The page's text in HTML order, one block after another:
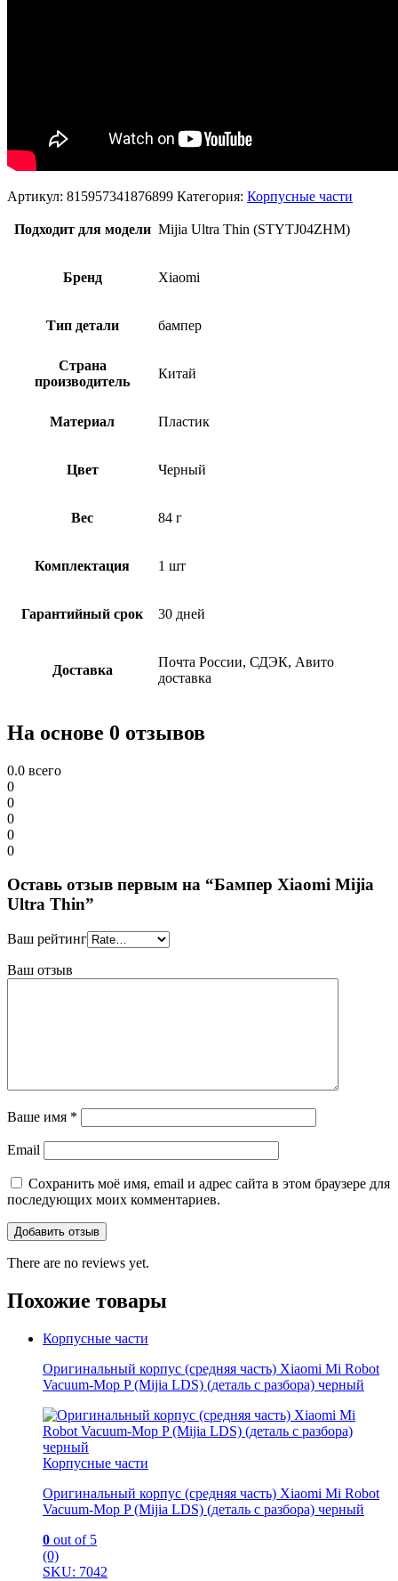
Артикул: 815957341876899 Категория: Корпусные части
Подходит для модели Mijia Ultra Thin (STYTJ04ZHM)
Бренд Xiaomi
Тип детали бампер
Страна
производитель
Китай
Материал Пластик
Цвет Черный
Вес 84 г
Комплектация 1 шт
Гарантийный срок 30 дней
Доставка
Почта России, СДЭК, Авито
доставка
На основе 0 отзывов
0.0 всего
0
0
0
0
0
Оставь отзыв первым на “Бампер Xiaomi Mijia
Ultra Thin”
Ваш рейтинг
Ваш отзыв
Ваше имя *
Email
Сохранить моё имя, email и адрес сайта в этом браузере для
последующих моих комментариев.
There are no reviews yet.
Похожие товары
Корпусные части
Оригинальный корпус (средняя часть) Xiaomi Mi Robot
Vacuum-Mop P (Mijia LDS) (деталь с разбора) черный
Корпусные части
Оригинальный корпус (средняя часть) Xiaomi Mi Robot
Vacuum-Mop P (Mijia LDS) (деталь с разбора) черный
0 out of 5
(0)
SKU: 7042